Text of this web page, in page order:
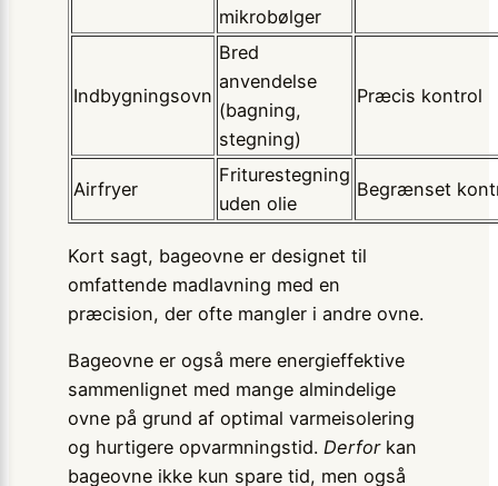
mikrobølger
Indbygningsovn
Bred
anvendelse
(bagning,
stegning)
Præcis kontrol
Airfryer
Friturestegning
uden olie
Begrænset
Kort sagt, bageovne er designet til
omfattende madlavning med en
præcision, der ofte mangler i andre ovne.
Bageovne er også mere energieffektive
sammenlignet med mange almindelige
ovne på grund af optimal varmeisolering
og hurtigere opvarmningstid. Derforkan
bageovne ikke kun spare tid, men også